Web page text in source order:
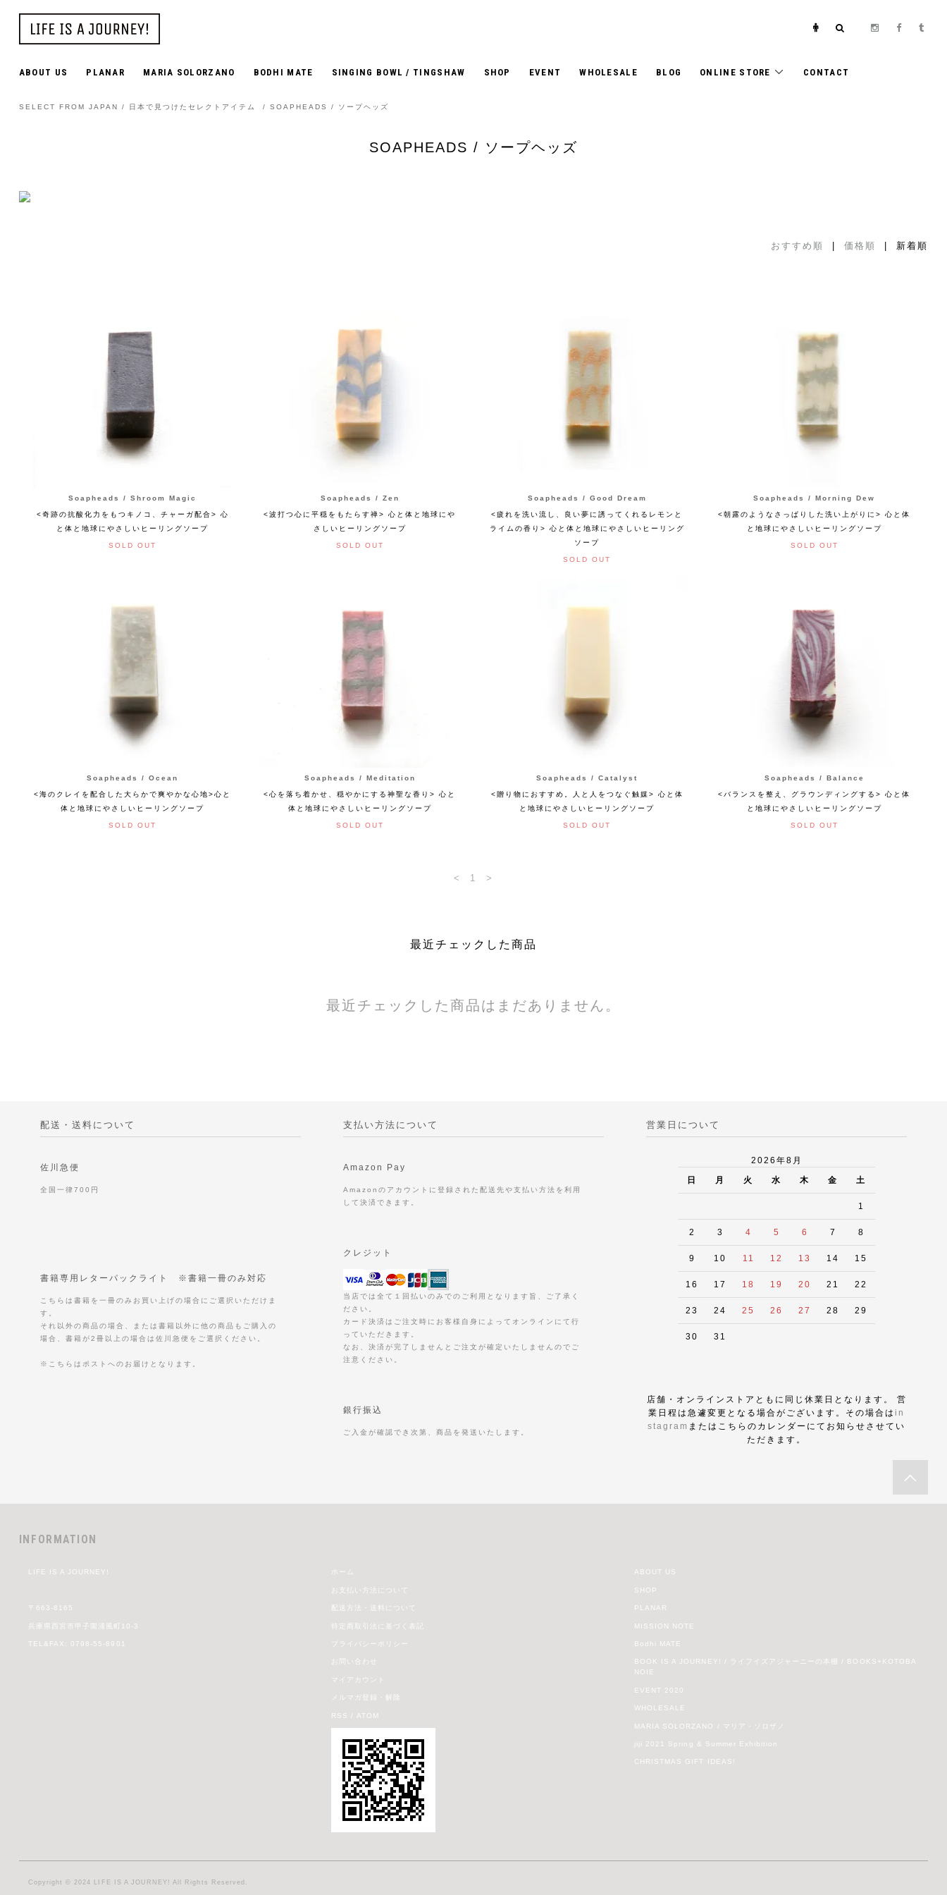
ABOUT US PLANAR MARIA SOLORZANO BODHI MATE SINGING BOWL / TINGSHAW SHOP EVENT WHOLESALE BLOG ONLINE STORE CONTACT
SELECT FROM JAPAN / 日本で見つけたセレクトアイテム / SOAPHEADS / ソープヘッズ
SOAPHEADS / ソープヘッズ
おすすめ順 |価格順 | 新着順
Soapheads / Shroom Magic
<奇跡の抗酸化力をもつキノコ、チャーガ配合> 心
と体と地球にやさしいヒーリングソープ
SOLD OUT
Soapheads / Zen
<波打つ心に平穏をもたらす禅> 心と体と地球にや
さしいヒーリングソープ
SOLD OUT
Soapheads / Good Dream
<疲れを洗い流し、良い夢に誘ってくれるレモンと
ライムの香り> 心と体と地球にやさしいヒーリング
ソープ
SOLD OUT
Soapheads / Morning Dew
<朝露のようなさっぱりした洗い上がりに> 心と体
と地球にやさしいヒーリングソープ
SOLD OUT
Soapheads / Ocean
<海のクレイを配合した大らかで爽やかな心地>心と
体と地球にやさしいヒーリングソープ
SOLD OUT
Soapheads / Meditation
<心を落ち着かせ、穏やかにする神聖な香り> 心と
体と地球にやさしいヒーリングソープ
SOLD OUT
Soapheads / Catalyst
<贈り物におすすめ。人と人をつなぐ触媒> 心と体
と地球にやさしいヒーリングソープ
SOLD OUT
Soapheads / Balance
<バランスを整え、グラウンディングする> 心と体
と地球にやさしいヒーリングソープ
SOLD OUT
< 1 >
最近チェックした商品
最近チェックした商品はまだありません。
配送・送料について
佐川急便
全国一律700円
書籍専用レターパックライト ※書籍一冊のみ対応
こちらは書籍を一冊のみお買い上げの場合にご選択いただけま
す。
それ以外の商品の場合、または書籍以外に他の商品もご購入の
場合、書籍が2冊以上の場合は佐川急便をご選択ください。
※こちらはポストへのお届けとなります。
支払い方法について
Amazon Pay
Amazonのアカウントに登録された配送先や支払い方法を利用
して決済できます。
クレジット
当店では全て１回払いのみでのご利用となります旨、ご了承く
ださい。
カード決済はご注文時にお客様自身によってオンラインにて行
っていただきます。
なお、決済が完了しませんとご注文が確定いたしませんのでご
注意ください。
銀行振込
ご入金が確認でき次第、商品を発送いたします。
営業日について
2026年8月
日 月 火 水 木 金 土
1
2 3 4 5 6 7 8
9 10 11 12 13 14 15
16 17 18 19 20 21 22
23 24 25 26 27 28 29
30 31
店舗・オンラインストアともに同じ休業日となります。 営
業日程は急遽変更となる場合がございます。その場合はin
stagram またはこちらのカレンダーにてお知らせさせてい
ただきます。
INFORMATION
LIFE IS A JOURNEY!
〒663-8165
兵庫県西宮市甲子園浦風町10-3
TEL&FAX: 0798-55-8901
ホーム
お支払い方法について
配送方法・送料について
特定商取引法に基づく表記
プライバシーポリシー
お問い合わせ
マイアカウント
メルマガ登録・解除
RSS / ATOM
ABOUT US
SHOP
PLANAR
MISSION NOTE
Bodhi MATE
BOOK IS A JOURNEY! / ライフイズアジャーニーの本棚 / BOOKS+KOTOBA
NOIE
EVENT 2020
WHOLESALE
MARIA SOLORZANO / マリア・ソロザノ
jiji 2021 Spring & Summer Exhibition
CHRISTMAS GIFT IDEAS!
Copyright © 2024 LIFE IS A JOURNEY! All Rights Reserved.